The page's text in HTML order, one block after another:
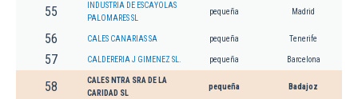
55
INDUSTRIA DE ESCAYOLAS
PALOMARES SL
pequeña Madrid
56 CALES CANARIAS SA pequeña Tenerife
57 CALDERERIA J GIMENEZ SL. pequeña Barcelona
58
CALES NTRA SRA DE LA
CARIDAD SL
pequeña Badajoz